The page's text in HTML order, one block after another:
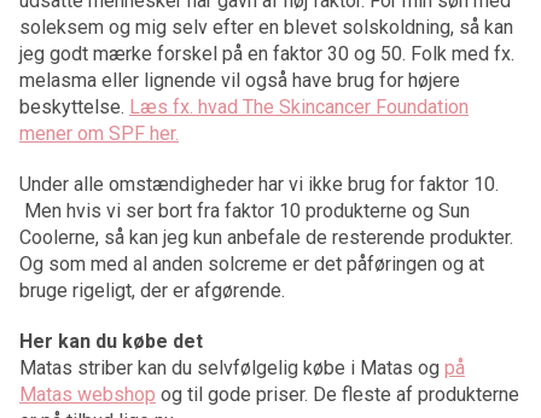
soleksem og mig selv efter en blevet solskoldning, så kan
jeg godt mærke forskel på en faktor 30 og 50. Folk med fx.
melasma eller lignende vil også have brug for højere
beskyttelse. Læs fx. hvad The Skincancer Foundation
mener om SPF her.
Under alle omstændigheder har vi ikke brug for faktor 10.
Men hvis vi ser bort fra faktor 10 produkterne og Sun
Coolerne, så kan jeg kun anbefale de resterende produkter.
Og som med al anden solcreme er det påføringen og at
bruge rigeligt, der er afgørende.
Her kan du købe det
Matas striber kan du selvfølgelig købe i Matas og på
Matas webshop og til gode priser. De fleste af produkterne